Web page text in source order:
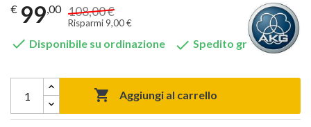
€ 99,00 108,00 €
Risparmi 9,00 €
 Disponibile su ordinazione  Spedito gratis
 Aggiungi al carrello